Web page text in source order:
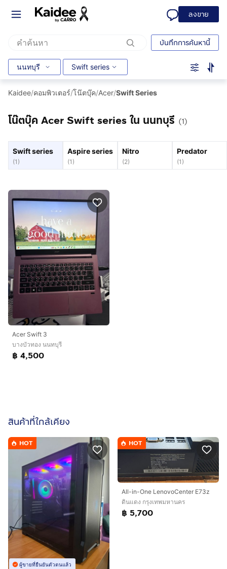
ลงขาย
บันทึกการค้นหานี้
นนทบุรี Swift series
Kaidee/คอมพิวเตอร์/โน๊ตบุ๊ค/Acer/Swift Series
โน๊ตบุ๊ค Acer Swift series ใน นนทบุรี (1)
Swift series
(1 )
Aspire series
(1 )
Nitro
(2)
Predator
(1 )
Acer Swift 3
บางบัวทอง นนทบุรี
฿ 4,500
สินค้าที่ใกล้เคียง
HOT
ผู้ขายที่ยืนยันตัวตนแล้ว
HOT
All-in-One LenovoCenter E73z
ดินแดง กรุงเทพมหานคร
฿ 5,700